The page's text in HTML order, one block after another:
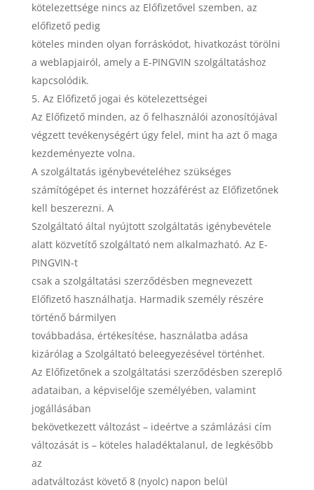
kötelezettsége nincs az Előfizetővel szemben, az
előfizető pedig
köteles minden olyan forráskódot, hivatkozást törölni
a weblapjairól, amely a E-PINGVIN szolgáltatáshoz
kapcsolódik.
Az Előfizető jogai és kötelezettségei
Az Előfizető minden, az ő felhasználói azonosítójával
végzett tevékenységért úgy felel, mint ha azt ő maga
kezdeményezte volna.
A szolgáltatás igénybevételéhez szükséges
számítógépet és internet hozzáférést az Előfizetőnek
kell beszerezni. A
Szolgáltató által nyújtott szolgáltatás igénybevétele
alatt közvetítő szolgáltató nem alkalmazható. Az E-
PINGVIN-t
csak a szolgáltatási szerződésben megnevezett
Előfizető használhatja. Harmadik személy részére
történő bármilyen
továbbadása, értékesítése, használatba adása
kizárólag a Szolgáltató beleegyezésével történhet.
Az Előfizetőnek a szolgáltatási szerződésben szereplő
adataiban, a képviselője személyében, valamint
jogállásában
bekövetkezett változást – ideértve a számlázási cím
változását is – köteles haladéktalanul, de legkésőbb
az
adatváltozást követő 8 (nyolc) napon belül